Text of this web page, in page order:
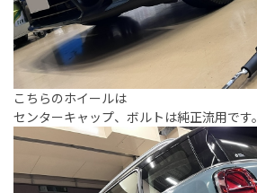
こちらのホイールは
センターキャップ、ボルトは純正流用です。